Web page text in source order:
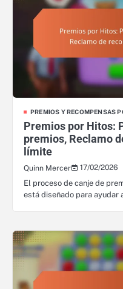
PREMIOS Y RECOMPENSAS
Premios por Hitos:
premios, Reclamo
límite
Quinn Mercer
17/02/2026
El proceso de canje de
está diseñado para